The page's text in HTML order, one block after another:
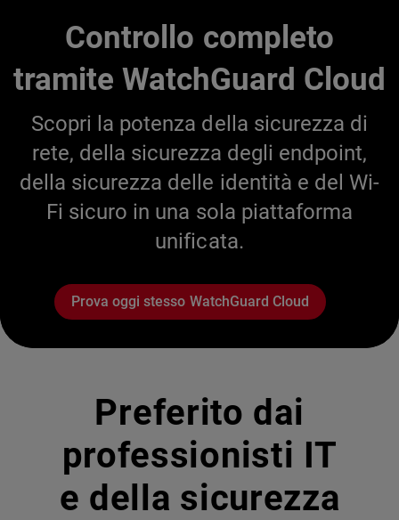
Controllo completo
tramite WatchGuard Cloud
Scopri la potenza della sicurezza di
rete, della sicurezza degli endpoint,
della sicurezza delle identità e del Wi-
Fi sicuro in una sola piattaforma
unificata.
Prova oggi stesso WatchGuard Cloud
Preferito dai
professionisti IT
e della sicurezza